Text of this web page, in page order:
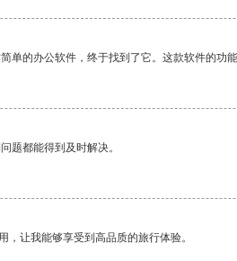
单的办公软件，终于找到了它。这款软件的功
题都能得到及时解决。
让我能够享受到高品质的旅行体验。